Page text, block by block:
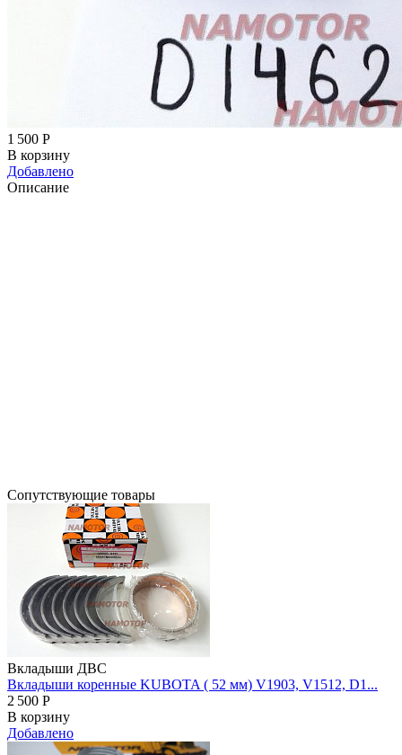
1 500 Р
В корзину
Добавлено
Описание
Сопутствующие товары
Вкладыши ДВС
Вкладыши коренные KUBOTA ( 52 мм) V1903, V1512, D1...
2 500 Р
В корзину
Добавлено